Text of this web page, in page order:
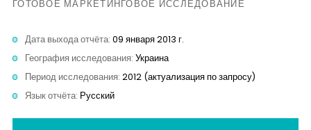
Контакты
ГОТОВОЕ МАРКЕТИНГОВОЕ ИССЛЕДОВАНИЕ
Дата выхода отчёта: 09 января 2013 г.
География исследования: Украина
Период исследования: 2012 (актуализация по запросу)
Язык отчёта: Русский